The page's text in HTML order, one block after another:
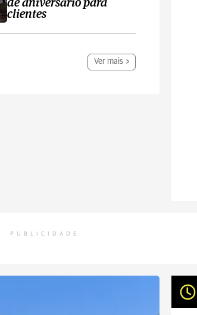
de aniversário para
clientes
Ver mais
PUBLICIDADE